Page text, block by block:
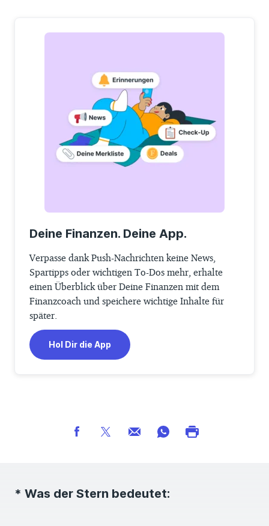
Deine Finanzen. Deine App.
Verpasse dank Push-Nachrichten keine News,
Spartipps oder wichtigen To-Dos mehr, erhalte
einen Überblick über Deine Finanzen mit dem
Finanzcoach und speichere wichtige Inhalte für
später.
Hol Dir die App
* Was der Stern bedeutet: